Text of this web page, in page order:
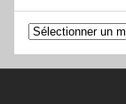
Archives